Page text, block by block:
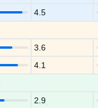
4.5
3.6
4.1
2.9